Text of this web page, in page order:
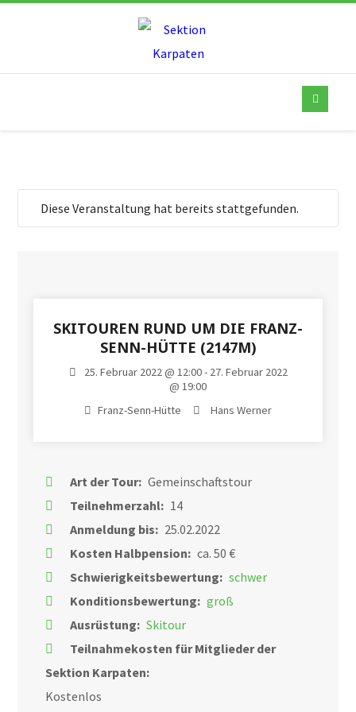
Diese Veranstaltung hat bereits stattgefunden.
SKITOUREN RUND UM DIE FRANZ-
SENN-HÜTTE (2147M)
25. Februar 2022 @ 12:00 - 27. Februar 2022
@ 19:00
Franz-Senn-Hütte
Hans Werner
Art der Tour: Gemeinschaftstour
Teilnehmerzahl: 14
Anmeldung bis: 25.02.2022
Kosten Halbpension: ca. 50 €
Schwierigkeitsbewertung: schwer
Konditionsbewertung: groß
Ausrüstung: Skitour
Teilnahmekosten für Mitglieder der
Sektion Karpaten:
Kostenlos